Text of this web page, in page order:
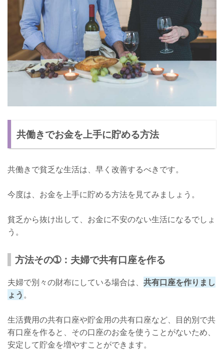
共働きでお金を上手に貯める方法
共働きで貧乏な生活は、早く改善するべきです。
今度は、お金を上手に貯める方法を見てみましょう。
貧乏から抜け出して、お金に不安のない生活になるでしょ
う。
方法その➀：夫婦で共有口座を作る
夫婦で別々の財布にしている場合は、 共有口座を作りまし
ょう。
生活費用の共有口座や貯金用の共有口座など、目的別で共
有口座を作ると、その口座のお金を使うことがないため、
安定して貯金を増やすことができます。